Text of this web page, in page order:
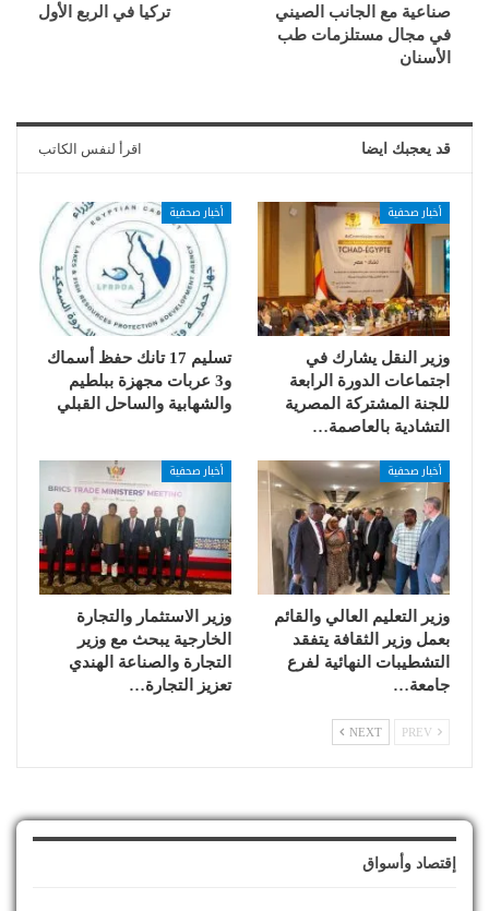
صناعية مع الجانب الصيني
في مجال مستلزمات طب
الأسنان
تركيا في الربع الأول
قد يعجبك ايضا اقرأ لنفس الكاتب
أخبار صحفية
وزير النقل يشارك في
اجتماعات الدورة الرابعة
للجنة المشتركة المصرية
التشادية بالعاصمة…
أخبار صحفية
تسليم 17 تانك حفظ أسماك
و3 عربات مجهزة ببلطيم
والشهابية والساحل القبلي
أخبار صحفية
وزير التعليم العالي والقائم
بعمل وزير الثقافة يتفقد
التشطيبات النهائية لفرع
جامعة…
أخبار صحفية
وزير الاستثمار والتجارة
الخارجية يبحث مع وزير
التجارة والصناعة الهندي
تعزيز التجارة…
NEXT
إقتصاد وأسواق